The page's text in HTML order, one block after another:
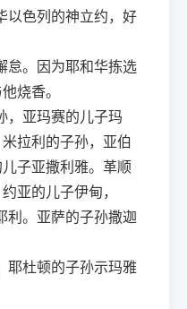
以色列的神立约，好
怠。因为耶和华拣选
烧香。
，亚玛赛的儿子玛
拉利的子孙，亚伯
子亚撒利雅。革顺
亚的儿子伊甸，
利。亚萨的子孙撒迦
耶杜顿的子孙示玛雅